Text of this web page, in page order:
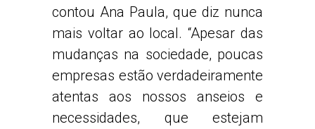
contou Ana Paula, que diz nunca
mais voltar ao local. “Apesar das
mudanças na sociedade, poucas
empresas estão verdadeiramente
atentas aos nossos anseios e
necessidades, que estejam